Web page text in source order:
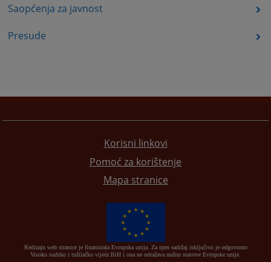
Saopćenja za javnost
Presude
Korisni linkovi
Pomoć za korištenje
Mapa stranice
Redizajn web stranice je finansirala Evropska unija. Za njen sadržaj isključivo je odgovorno
Visoko sudsko i tužilačko vijeće BiH i ona ne odražava nužno stavove Evropske unije.